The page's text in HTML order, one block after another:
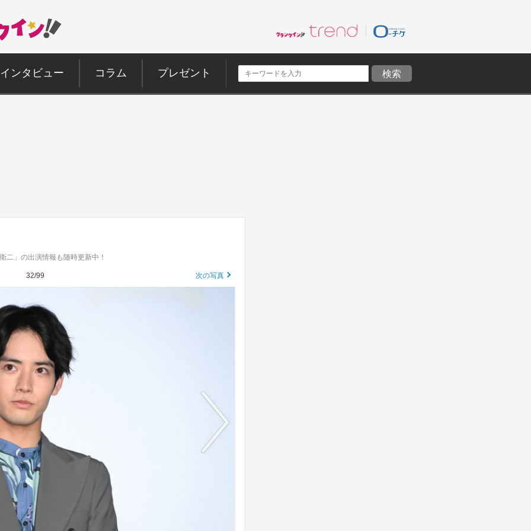
インタビュー コラム プレゼント
二」の出演情報も随時更新中！
32/99 次の写真